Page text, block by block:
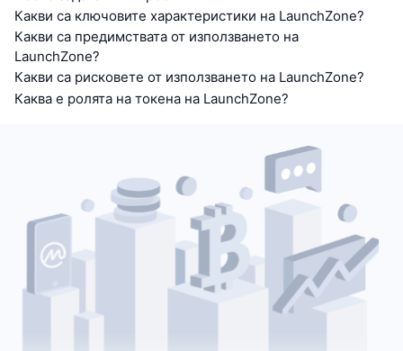
Предстоящи продажби
Проценти на финансиране
Научете и спечелете
Календари
Календар на събитията
Какви са ключовите характеристики на LaunchZone?
Какви са предимствата от използването на
LaunchZone?
Какви са рисковете от използването на LaunchZone?
Каква е ролята на токена на LaunchZone?